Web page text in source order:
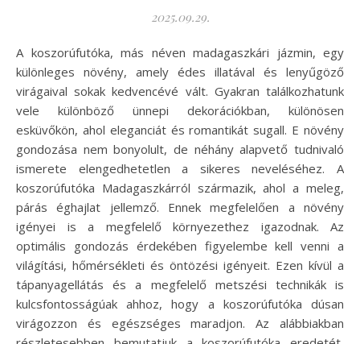
2025.09.29.
A koszorúfutóka, más néven madagaszkári jázmin, egy
különleges növény, amely édes illatával és lenyűgöző
virágaival sokak kedvencévé vált. Gyakran találkozhatunk
vele különböző ünnepi dekorációkban, különösen
esküvőkön, ahol eleganciát és romantikát sugall. E növény
gondozása nem bonyolult, de néhány alapvető tudnivaló
ismerete elengedhetetlen a sikeres neveléséhez. A
koszorúfutóka Madagaszkárról származik, ahol a meleg,
párás éghajlat jellemző. Ennek megfelelően a növény
igényei is a megfelelő környezethez igazodnak. Az
optimális gondozás érdekében figyelembe kell venni a
világítási, hőmérsékleti és öntözési igényeit. Ezen kívül a
tápanyagellátás és a megfelelő metszési technikák is
kulcsfontosságúak ahhoz, hogy a koszorúfutóka dúsan
virágozzon és egészséges maradjon. Az alábbiakban